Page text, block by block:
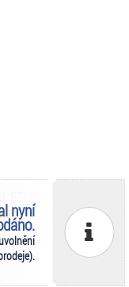
nyní
STARS